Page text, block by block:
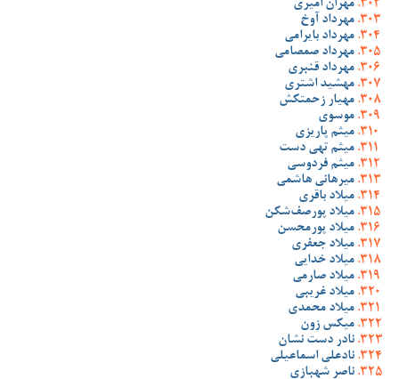
مهران امیری
مهرداد آوخ
مهرداد بایرامی
مهرداد صمصامی
مهرداد قنبری
مهشید اشتری
مهیار زحمتکش
موسوی
میثم پاریزی
میثم تهی دست
میثم فردوسی
میرهانی هاشمی
میلاد باقری
میلاد پورصف‌شکن
میلاد پورمحسن
میلاد جعفری
میلاد خدایی
میلاد صارمی
میلاد غریبی
میلاد محمدی
میکس زون
نادر دست نشان
نادعلی اسماعیلی
ناصر شهبازی